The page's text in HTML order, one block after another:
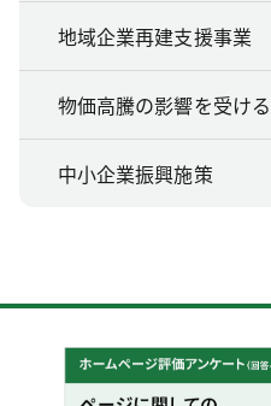
地域企業再建支援事業
物価高騰の影響を受け
中小企業振興施策